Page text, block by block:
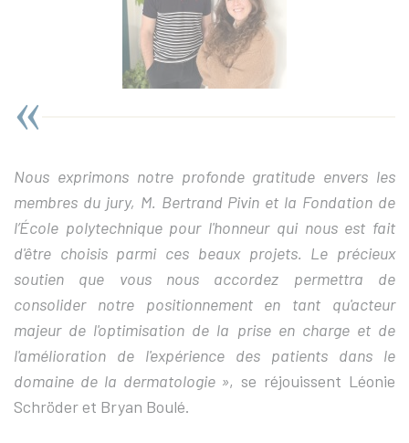
Nous exprimons notre profonde gratitude envers les
membres du jury, M. Bertrand Pivin et la Fondation de
l’École polytechnique pour l'honneur qui nous est fait
d'être choisis parmi ces beaux projets. Le précieux
soutien que vous nous accordez permettra de
consolider notre positionnement en tant qu'acteur
majeur de l'optimisation de la prise en charge et de
l'amélioration de l'expérience des patients dans le
domaine de la dermatologie », se réjouissent Léonie
Schröder et Bryan Boulé.